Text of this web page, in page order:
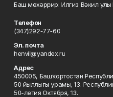
Баш мөхәррир: Илгиз Вәкил
Телефон
(347)292-77-60
Эл. почта
henvil@yandex.ru
Адрес
450005, Башҡортостан
50 йыллығы урамы, 13.
50-летия Октября, 13.